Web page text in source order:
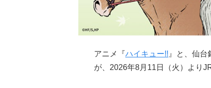
アニメ『ハイキュー!! 』と、仙
が、2026年8月11日（火）より